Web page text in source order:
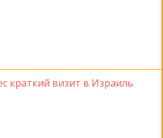
краткий визит в Израиль